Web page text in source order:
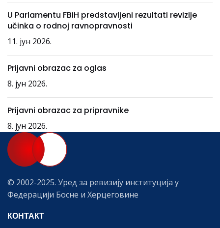
U Parlamentu FBiH predstavljeni rezultati revizije
učinka o rodnoj ravnopravnosti
11. јун 2026.
Prijavni obrazac za oglas
8. јун 2026.
Prijavni obrazac za pripravnike
8. јун 2026.
© 2002-2025. Уред за ревизију институција у
Федерацији Босне и Херцеговине
КОНТАКТ